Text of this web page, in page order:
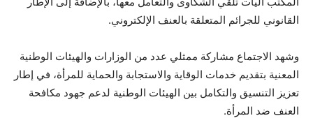
القانوني للجرائم المتعلقة بالعنف الإلكتروني.
وشهد الاجتماع مشاركة ممثلي عدد من الوزارات والهيئات الوطنية
المعنية بتقديم خدمات الوقاية والاستجابة والحماية للمرأة، في إطار
تعزيز التنسيق والتكامل بين الهيئات الوطنية لدعم جهود مكافحة
العنف ضد المرأة.